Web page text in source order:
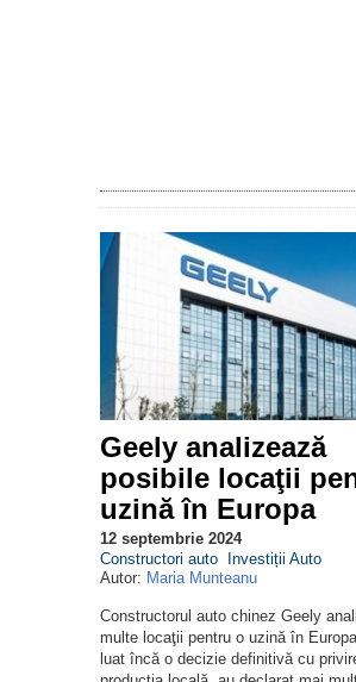
Geely analizează
posibile locaţii
uzină în Europa
12 septembrie 2024
Constructori auto
Investiții Auto
Autor: Maria Munteanu
Constructorul auto chinez Geely
multe locaţii pentru o uzină în
luat încă o decizie definitivă cu